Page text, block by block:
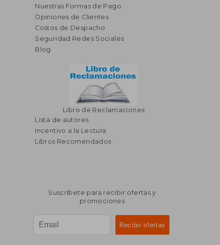
Nuestras Formas de Pago
Opiniones de Clientes
Costos de Despacho
Seguridad Redes Sociales
Blog
Libro de Reclamaciones
Lista de autores
Incentivo a la Lectura
Libros Recomendados
Suscríbete para recibir ofertas y
promociones